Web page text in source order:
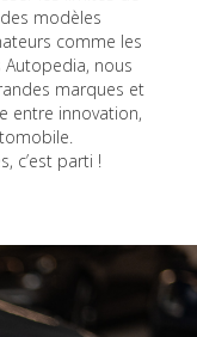
modèles
comme les
Autopedia, nous
marques et
entre innovation,
c’est parti !